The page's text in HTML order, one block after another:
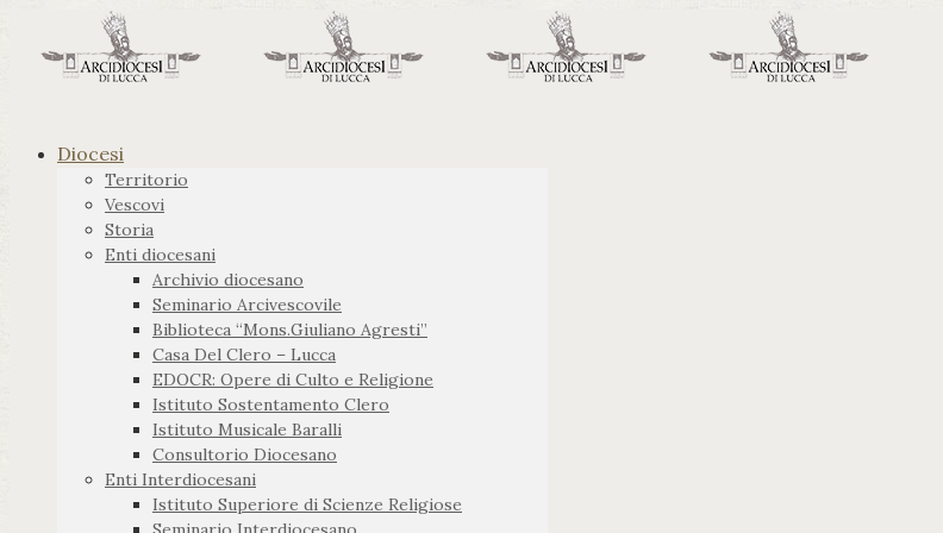
Diocesi
Territorio
Vescovi
Storia
Enti diocesani
Archivio diocesano
Seminario Arcivescovile
Biblioteca “Mons.Giuliano Agresti”
Casa Del Clero – Lucca
EDOCR: Opere di Culto e Religione
Istituto Sostentamento Clero
Istituto Musicale Baralli
Consultorio Diocesano
Enti Interdiocesani
Istituto Superiore di Scienze Religiose